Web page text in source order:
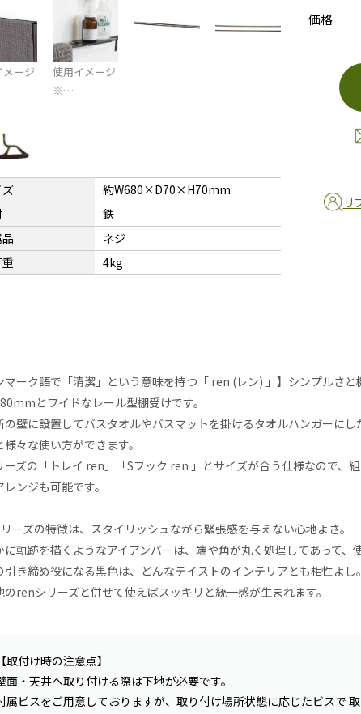
ージ
使用イメージ
※…
約W680×D70×H70mm
鉄
ネジ
4kg
価格
リ
マーク語で「清潔」という意味を持つ「 ren (レン) 」】シンプルさと
とワイドなレール型棚受けです。
の壁に設置してバスタオルやバスマットを掛けるタオルハンガーに
様々な使い方ができます。
ーズの「トレイ ren」「Sフック ren 」とサイズが合う仕様なので、
ンジも可能です。
ーズの特徴は、スタイリッシュながら緊張感を与えない心地よさ。
に軌跡を描くようなアイアンバーは、端や角が丸く処理してあって、
引き締め役になる黒色は、どんなテイストのインテリアとも相性よし。
のrenシリーズと併せて使えばスッキリと統一感が生まれます。
取付け時の注意点】
面・天井へ取り付ける際は下地が必要です。
属ビスをご用意しておりますが、取り付け場所状態に応じたビスで 取